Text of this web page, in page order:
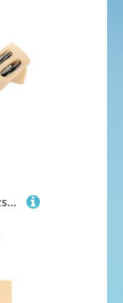
ORFOFE 2 Stück Teiliges Holzschellen Edelstahlklingeln Musikalisches Kinderspielzeug für Kleinkinder Vielseitige Handglocken und Rasseln Musikverständnis und Koordination